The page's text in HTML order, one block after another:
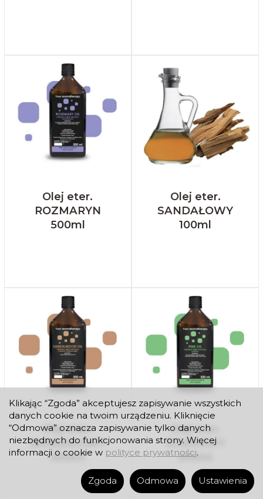
Olej eter.
ROZMARYN
500ml
Olej eter.
SANDAŁOWY
100ml
Olej eter.
SANDAŁOWY
500ml
Olej eter.
SOSNOWY
500ml
Klikając “Zgoda” akceptujesz zapisywanie wszystkich
danych cookie na twoim urządzeniu. Kliknięcie
“Odmowa” oznacza zapisywanie tylko danych
niezbędnych do funkcjonowania strony. Więcej
informacji o cookie w polityce prywatności.
Ustawienia
Odmowa
Zgoda